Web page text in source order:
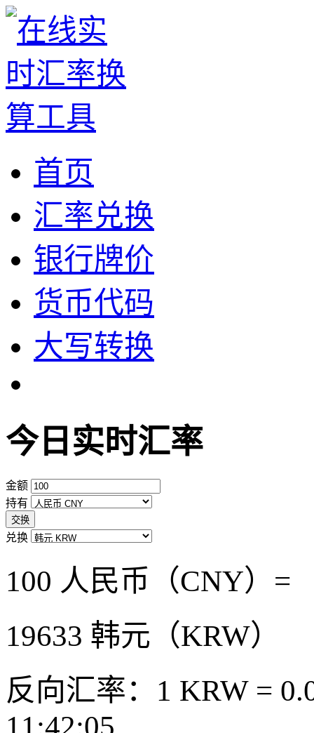
首页
汇率兑换
银行牌价
货币代码
大写转换
今日实时汇率
金额
持有
交换
兑换
100 人民币（CNY）=
19633 韩元（KRW）
反向汇率：1 KRW =
11:42:05